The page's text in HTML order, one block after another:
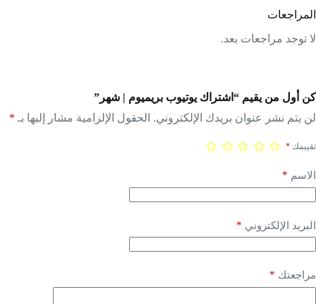
توجد مراجعات بعد.
أول من يقيم “اشتراك يوتيوب بريميوم | شهر”
يتم نشر عنوان بريدك الإلكتروني. الحقول الإلزامية مشار إليها بـ *
*
*
الإلكتروني*
*